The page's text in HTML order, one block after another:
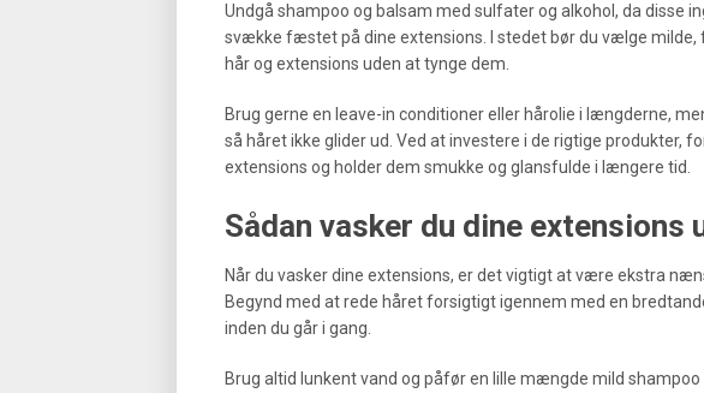
Undgå shampoo og balsam med sulfater og alkohol, da disse
svække fæstet på dine extensions. I stedet bør du vælge
hår og extensions uden at tynge dem.
Brug gerne en leave-in conditioner eller hårolie i længderne,
så håret ikke glider ud. Ved at investere i de rigtige produkter,
extensions og holder dem smukke og glansfulde i længere tid.
Sådan vasker du dine extensions
Når du vasker dine extensions, er det vigtigt at være ekstra
Begynd med at rede håret forsigtigt igennem med en
inden du går i gang.
Brug altid lunkent vand og påfør en lille mængde mild